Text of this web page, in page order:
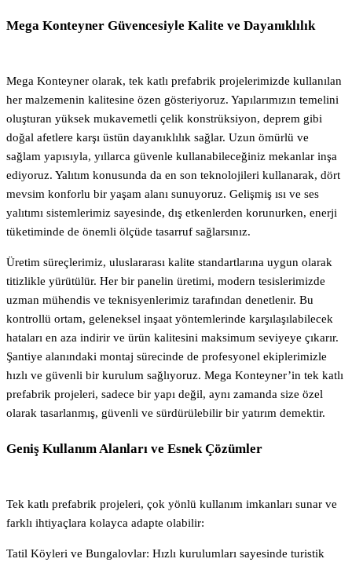
Mega Konteyner Güvencesiyle Kalite ve Dayanıklılık
Mega Konteyner olarak, tek katlı prefabrik projelerimizde kullanılan
her malzemenin kalitesine özen gösteriyoruz. Yapılarımızın temelini
oluşturan yüksek mukavemetli çelik konstrüksiyon, deprem gibi
doğal afetlere karşı üstün dayanıklılık sağlar. Uzun ömürlü ve
sağlam yapısıyla, yıllarca güvenle kullanabileceğiniz mekanlar inşa
ediyoruz. Yalıtım konusunda da en son teknolojileri kullanarak, dört
mevsim konforlu bir yaşam alanı sunuyoruz. Gelişmiş ısı ve ses
yalıtımı sistemlerimiz sayesinde, dış etkenlerden korunurken, enerji
tüketiminde de önemli ölçüde tasarruf sağlarsınız.
Üretim süreçlerimiz, uluslararası kalite standartlarına uygun olarak
titizlikle yürütülür. Her bir panelin üretimi, modern tesislerimizde
uzman mühendis ve teknisyenlerimiz tarafından denetlenir. Bu
kontrollü ortam, geleneksel inşaat yöntemlerinde karşılaşılabilecek
hataları en aza indirir ve ürün kalitesini maksimum seviyeye çıkarır.
Şantiye alanındaki montaj sürecinde de profesyonel ekiplerimizle
hızlı ve güvenli bir kurulum sağlıyoruz. Mega Konteyner’in tek katlı
prefabrik projeleri, sadece bir yapı değil, aynı zamanda size özel
olarak tasarlanmış, güvenli ve sürdürülebilir bir yatırım demektir.
Geniş Kullanım Alanları ve Esnek Çözümler
Tek katlı prefabrik projeleri, çok yönlü kullanım imkanları sunar ve
farklı ihtiyaçlara kolayca adapte olabilir:
Tatil Köyleri ve Bungalovlar: Hızlı kurulumları sayesinde turistik